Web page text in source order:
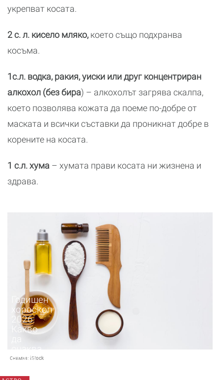
укрепват косата.
2 с. л. кисело мляко,което също подхранва
косъма.
1с.л. водка, ракия, уиски или друг концентриран
алкохол (без бира) – алкохолът загрява скалпа,
което позволява кожата да поеме по-добре от
маската и всички съставки да проникнат добре в
корените на косата.
1 с.л. хума – хумата прави косата ни жизнена и
здрава.
Снимка: iStock
Годишен
хороскоп
2026:
Какво
очаква
всяка